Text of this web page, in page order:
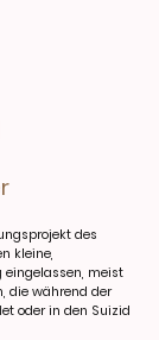
des
kleine,
eingelassen, meist
die während der
oder in den Suizid